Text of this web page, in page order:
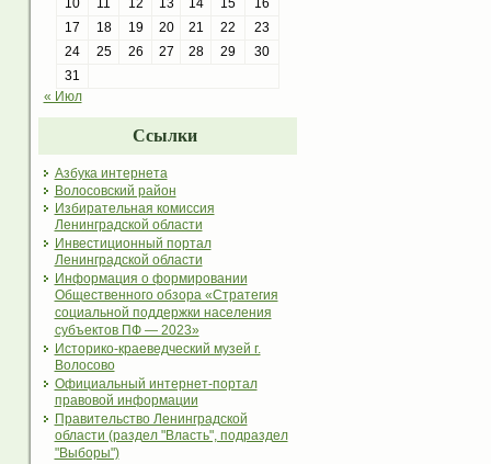
10
11 12 13 14 15
16
17
18 19 20 21 22
23
24
25 26 27 28 29
30
31
« Июл
Ссылки
Азбука интернета
Волосовский район
Избирательная комиссия
Ленинградской области
Инвестиционный портал
Ленинградской области
Информация о формировании
Общественного обзора «Стратегия
социальной поддержки населения
субъектов ПФ — 2023»
Историко-краеведческий музей г.
Волосово
Официальный интернет-портал
правовой информации
Правительство Ленинградской
области (раздел "Власть", подраздел
"Выборы")